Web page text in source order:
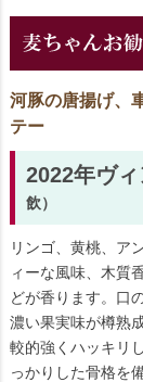
河豚の唐揚げ、
テー
2022年ヴ
飲）
リンゴ、黄桃、ア
ィーな風味、木質
どが香ります。口
濃い果実味が樽熟
較的強くハッキリ
っかりした骨格を